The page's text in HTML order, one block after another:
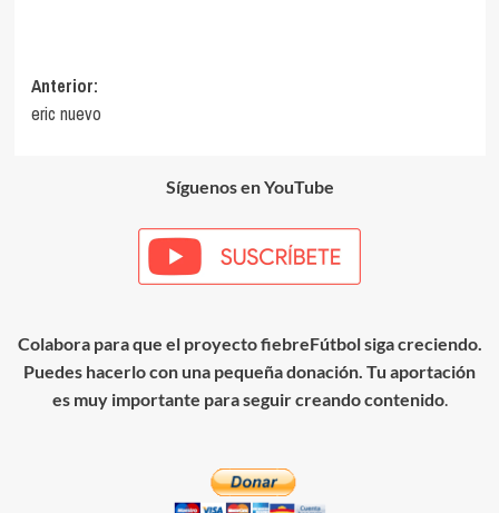
Navegación
de
Anterior:
eric nuevo
Síguenos en YouTube
Colabora para que el proyecto fiebreFútbol siga creciendo.
Puedes hacerlo con una pequeña donación. Tu aportación
es muy importante para seguir creando contenido.